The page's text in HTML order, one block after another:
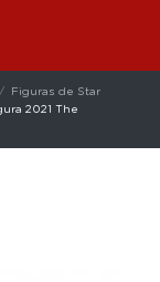
Figuras de Star
2021 The